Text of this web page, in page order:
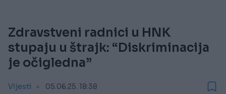
Zdravstveni radnici u HNK
stupaju u štrajk: “Diskriminacija
je očigledna”
Vijesti 05.06.25. 18:38